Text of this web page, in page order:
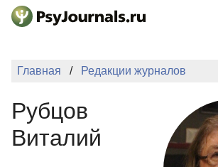
Перейти к основному содержанию
НОВОСТИ
ПОДАТЬ РУКОПИСЬ
БАЗА ЗНАНИЙ
КЛЮЧЕВЫЕ СЛОВА
Главная Редакции журналов
Рубцов
Виталий